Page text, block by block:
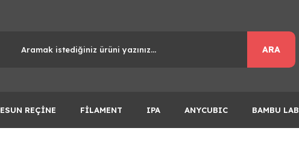
ARA
ESUN REÇİNE FİLAMENT IPA ANYCUBIC BAMBU LAB